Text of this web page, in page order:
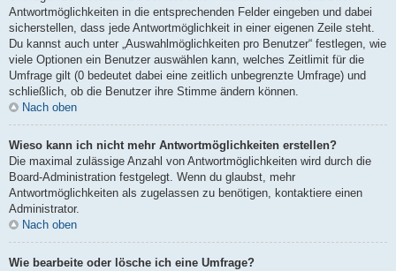
Antwortmöglichkeiten in die entsprechenden Felder eingeben und dabei
sicherstellen, dass jede Antwortmöglichkeit in einer eigenen Zeile steht.
Du kannst auch unter „Auswahlmöglichkeiten pro Benutzer“ festlegen, wie
viele Optionen ein Benutzer auswählen kann, welches Zeitlimit für die
Umfrage gilt (0 bedeutet dabei eine zeitlich unbegrenzte Umfrage) und
schließlich, ob die Benutzer ihre Stimme ändern können.
Nach oben
Wieso kann ich nicht mehr Antwortmöglichkeiten erstellen?
Die maximal zulässige Anzahl von Antwortmöglichkeiten wird durch die
Board-Administration festgelegt. Wenn du glaubst, mehr
Antwortmöglichkeiten als zugelassen zu benötigen, kontaktiere einen
Administrator.
Nach oben
Wie bearbeite oder lösche ich eine Umfrage?